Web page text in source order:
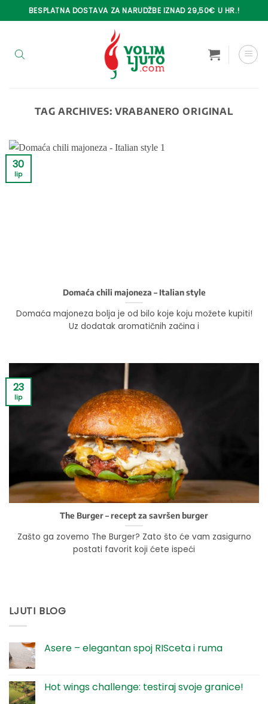
to
BESPLATNA DOSTAVA ZA NARUDŽBE IZNAD 29,50€ U HR.!
TAG ARCHIVES:VRABANERO ORIGINAL
Domaća chili majoneza – Italian style
Domaća majoneza bolja je od bilo koje koju možete kupiti!
Uz dodatak aromatičnih začina i
30
lip
The Burger – recept za savršen burger
Zašto ga zovemo The Burger? Zato što će vam zasigurno
postati favorit koji ćete ispeći
23
lip
LJUTI BLOG
Asere – elegantan spoj RISceta i ruma
Asere
–
Hot wings challenge: testiraj svoje granice!